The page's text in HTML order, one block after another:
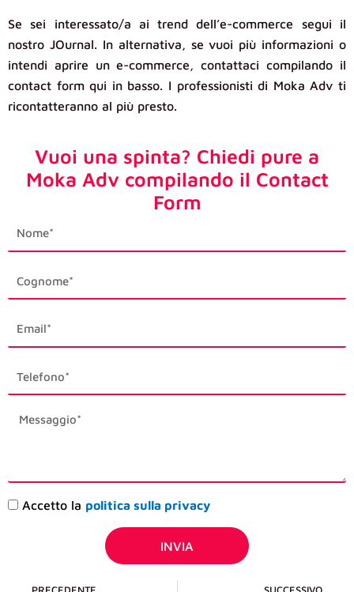
Se sei interessato/a ai trend dell’e-commerce segui il
nostro JOurnal. In alternativa, se vuoi più informazioni o
intendi aprire un e-commerce, contattaci compilando il
contact form qui in basso. I professionisti di Moka Adv ti
ricontatteranno al più presto.
Vuoi una spinta? Chiedi pure a
Moka Adv compilando il Contact
Form
first_name
description
Accettazione
Accetto la politica sulla privacy
INVIA